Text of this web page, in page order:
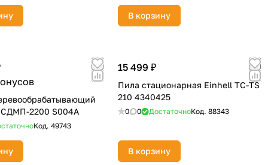
В корзину
2200 S004A
Код. 49743
15 499 ₽
Пила стационарная Einhell TC-TS
210 4340425
0 0 ДостаточноКод. 88343
В корзину